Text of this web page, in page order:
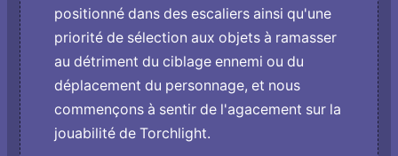
positionné dans des escaliers ainsi qu'une
priorité de sélection aux objets à ramasser
au détriment du ciblage ennemi ou du
déplacement du personnage, et nous
commençons à sentir de l'agacement sur la
jouabilité de Torchlight.